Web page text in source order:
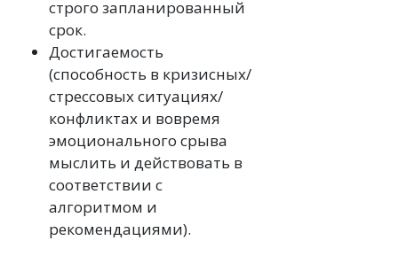
строго запланированный
срок.
Достигаемость
(способность в кризисных/
стрессовых ситуациях/
конфликтах и вовремя
эмоционального срыва
мыслить и действовать в
соответствии с
алгоритмом и
рекомендациями).